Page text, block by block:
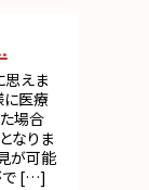
思えま
に医療
場合
なりま
が可能
で […]